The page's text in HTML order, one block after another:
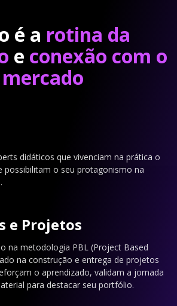
é a rotina da
e conexão com o
mercado
didáticos que vivenciam na prática o
possibilitam o seu protagonismo na
e Projetos
na metodologia PBL (Project Based
na construção e entrega de projetos
o aprendizado, validam a jornada
para destacar seu portfólio.